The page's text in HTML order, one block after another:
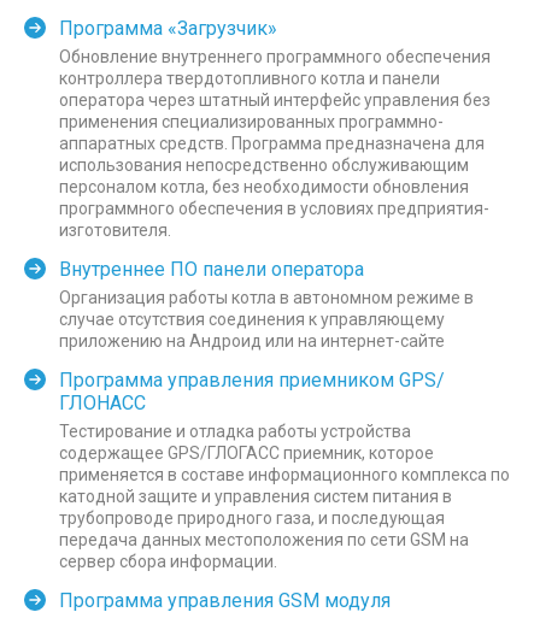
Программа «Загрузчик»
Обновление внутреннего программного обеспечения
контроллера твердотопливного котла и панели
оператора через штатный интерфейс управления без
применения специализированных программно-
аппаратных средств. Программа предназначена для
использования непосредственно обслуживающим
персоналом котла, без необходимости обновления
программного обеспечения в условиях предприятия-
изготовителя.
Внутреннее ПО панели оператора
Организация работы котла в автономном режиме в
случае отсутствия соединения к управляющему
приложению на Андроид или на интернет-сайте
Программа управления приемником GPS/
ГЛОНАСС
Тестирование и отладка работы устройства
содержащее GPS/ГЛОГАСС приемник, которое
применяется в составе информационного комплекса по
катодной защите и управления систем питания в
трубопроводе природного газа, и последующая
передача данных местоположения по сети GSM на
сервер сбора информации.
Программа управления GSM модуля